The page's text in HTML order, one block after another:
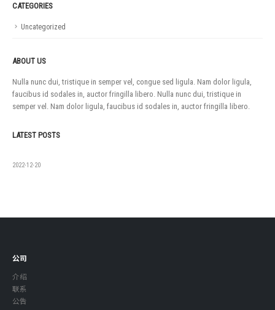
CATEGORIES
Uncategorized
ABOUT US
Nulla nunc dui, tristique in semper vel, congue sed ligula. Nam dolor ligula,
faucibus id sodales in, auctor fringilla libero. Nulla nunc dui, tristique in
semper vel. Nam dolor ligula, faucibus id sodales in, auctor fringilla libero.
LATEST POSTS
2022-12-20
公司
介绍
联系
公告